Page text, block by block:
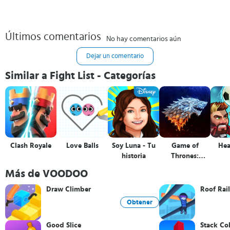
Últimos comentarios No hay comentarios aún
Dejar un comentario
Similar a Fight List - Categorías
Clash Royale Love Balls
Soy Luna - Tu
historia
Game of
Thrones:
Más de VOODOO
Draw Climber
Obtener
Good Slice
Roof
Stack